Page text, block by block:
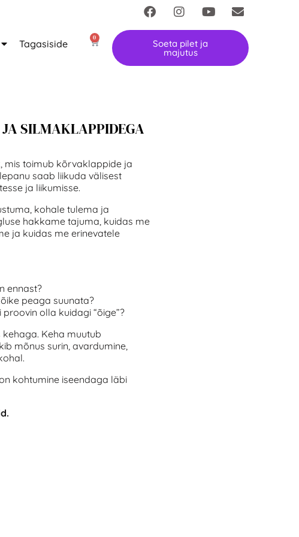
Tagasiside
0
Soeta pilet ja
majutus
SILMAKLAPPIDEGA
mis toimub kõrvaklappide ja
saab liikuda välisest
ja liikumisse.
kohale tulema ja
hakkame tajuma, kuidas me
ja kuidas me erinevatele
ennast?
peaga suunata?
olla kuidagi “õige”?
Keha muutub
mõnus surin, avardumine,
kohtumine iseendaga läbi